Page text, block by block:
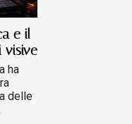
e il
visive
ha
delle